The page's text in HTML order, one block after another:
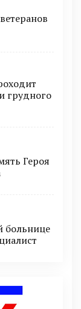
грудного
Героя
больнице